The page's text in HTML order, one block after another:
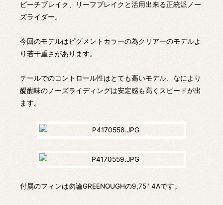
ビーチブレイク、リーフブレイクと活用出来る正統派ノー
ズライダー。
今回のモデルはピグメントカラーの為クリアーのモデルよ
り若干重さがあります。
テールでのコントロール性はとても高いモデル、なにより
醍醐味のノーズライディングは安定感も高くスピードが出
ます。
付属のフィンは勿論GREENOUGHの9,75" 4Aです。